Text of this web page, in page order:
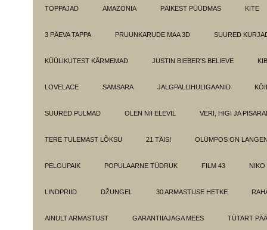
TOPPAJAD AMAZONIA PÄIKEST PÜÜDMAS KITE
3 PÄEVA TAPPA PRUUNKARUDE MAA 3D SUURED
KÜÜLIKUTEST KÄRMEMAD JUSTIN BIEBER'S BELIEVE
LOVELACE SAMSARA JALGPALLIHULIGAANID
SUURED PULMAD OLEN NII ELEVIL VERI, HIGI JA
TERE TULEMAST LÕKSU 21 TÄIS! OLÜMPOS ON
PELGUPAIK POPULAARNE TÜDRUK FILM 43 NIKO
LINDPRIID DŽUNGEL 30 ARMASTUSE HETKE
AINULT ARMASTUST GARANTIIAJAGA MEES TÜTART